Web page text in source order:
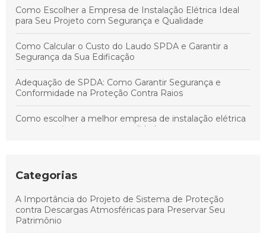
Como Escolher a Empresa de Instalação Elétrica Ideal
para Seu Projeto com Segurança e Qualidade
Como Calcular o Custo do Laudo SPDA e Garantir a
Segurança da Sua Edificação
Adequação de SPDA: Como Garantir Segurança e
Conformidade na Proteção Contra Raios
Como escolher a melhor empresa de instalação elétrica
para garantir segurança e qualidade
conformidade do sistema SPDA em instalações elétricas
Como Escolher a Empresa Ideal de Instalação Elétrica
Categorias
A Importância do Projeto de Sistema de Proteção
contra Descargas Atmosféricas para Preservar Seu
Patrimônio